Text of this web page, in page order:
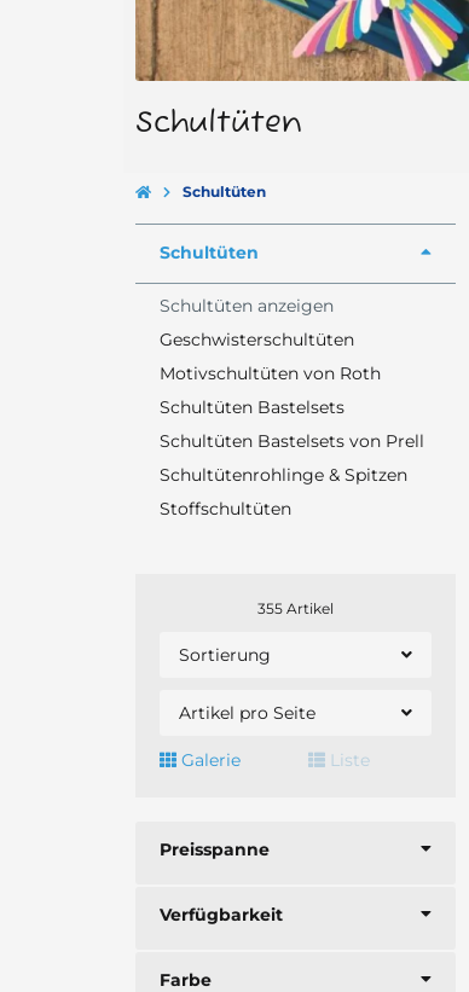
Schultüten
Schultüten
Schultüten
Schultüten anzeigen
Geschwisterschultüten
Motivschultüten von Roth
Schultüten Bastelsets
Schultüten Bastelsets von Prell
Schultütenrohlinge & Spitzen
Stoffschultüten
355 Artikel
Sortierung
Artikel pro Seite
Galerie Liste
Preisspanne
Verfügbarkeit
Farbe